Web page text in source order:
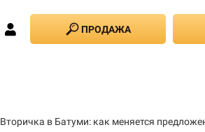
ПРОДАЖА
Вторичка в Батуми: как меняется